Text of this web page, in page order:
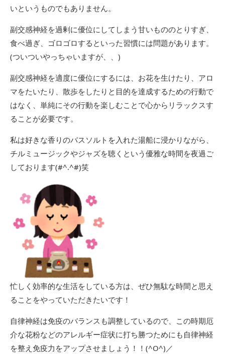
いというものでもありません。
副交感神経を過剰に優位にしてしまう甘いもののとりすぎ、
食べ過ぎ、ゴロゴロするといった習慣には問題があります。
(ついついやっちゃいますが、、)
副交感神経を適度に優位にするには、お花を生けたり、アロ
マをたいたり、散歩をしたりと目的を達成するための行動で
はなく、単純にその行動を楽しむことで心からリラックスす
ることが必要です。
私は好きな香りのバスソルトを入れた湯船に浸かりながら、
チルミュージックやジャズを聴くという優雅な時間を夜過ご
しております(#^.^#)笑
忙しく効率的な生活をしている方は、ぜひ無駄な時間と思え
ることをやっていただきたいです！
自律神経は免疫のバランスも調整しているので、この時期厄
介な花粉などのアレルギー症状に打ち勝つためにも自律神経
を整え免疫力をアップさせましょう！！(^O^)／